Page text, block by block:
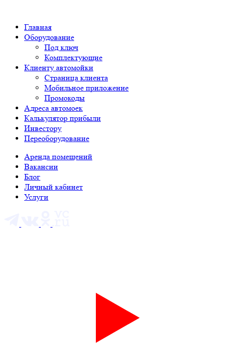
Главная
Оборудование
Под ключ
Комплектующие
Клиенту автомойки
Страница клиента
Мобильное приложение
Промокоды
Адреса автомоек
Калькулятор прибыли
Инвестору
Переоборудование
Аренда помещений
Вакансии
Блог
Личный кабинет
Услуги